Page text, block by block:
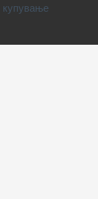
купување